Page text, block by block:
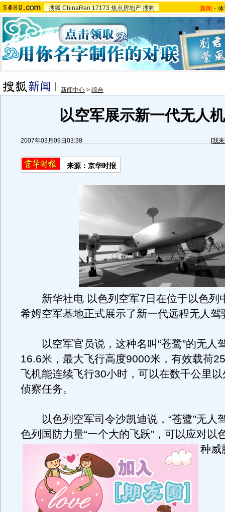
搜狐 ChinaRen 17173 焦点房地产 搜狗 新闻 -
新闻中心 > 综合
以空军展示新一代无人
2007年03月09日03:38 [我
来源：京华时报
新华社电 以色列空军7日在位于以色列
希姆空军基地正式展示了新一代远程无人驾
以空军官员说，这种名叫“苍鹭”的无人
16.6米，最大飞行高度9000米，有效载荷
飞机能连续飞行30小时，可以在数千公里
侦察任务。
以色列空军司令沙凯迪说，“苍鹭”无人
色列国防力量“一个大的飞跃”，可以应对以
种威